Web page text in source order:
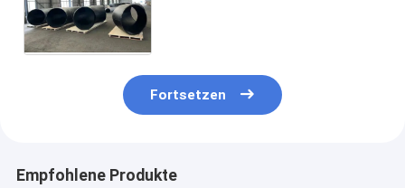
Fortsetzen
Empfohlene Produkte